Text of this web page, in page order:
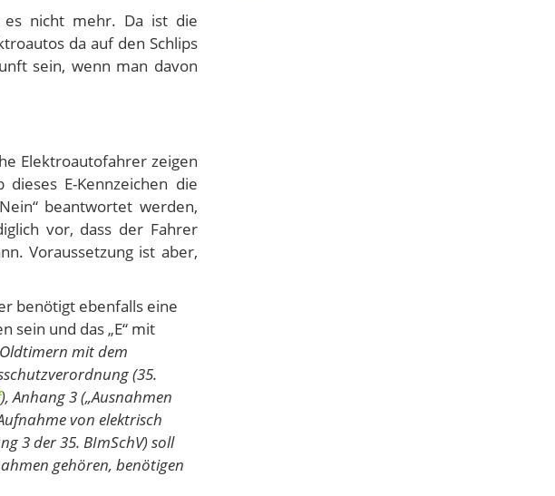
es nicht mehr. Da ist die
da auf den Schlips
sein, wenn man davon
Elektroautofahrer zeigen
E-Kennzeichen die
beantwortet werden,
vor, dass der Fahrer
Voraussetzung ist aber,
benötigt ebenfalls eine
sein und das „E“ mit
mit dem
(35.
), Anhang 3 („Ausnahmen
von elektrisch
3 der 35. BImSchV) soll
gehören, benötigen